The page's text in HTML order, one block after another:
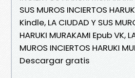
SUS MUROS INCIERTOS
Kindle, LA CIUDAD Y SUS
HARUKI MURAKAMI Epub VK,
MUROS INCIERTOS HARUKI
Descargar gratis